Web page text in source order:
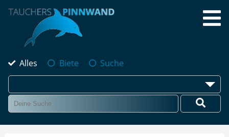
Alles Biete Suche